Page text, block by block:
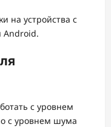
на устройства с
Android.
с уровнем
с уровнем шума